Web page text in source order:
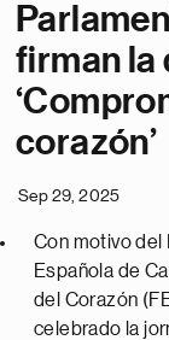
firman la
corazón’
Sep 29, 2025
Con motivo del
Española de
del Corazón
celebrado la